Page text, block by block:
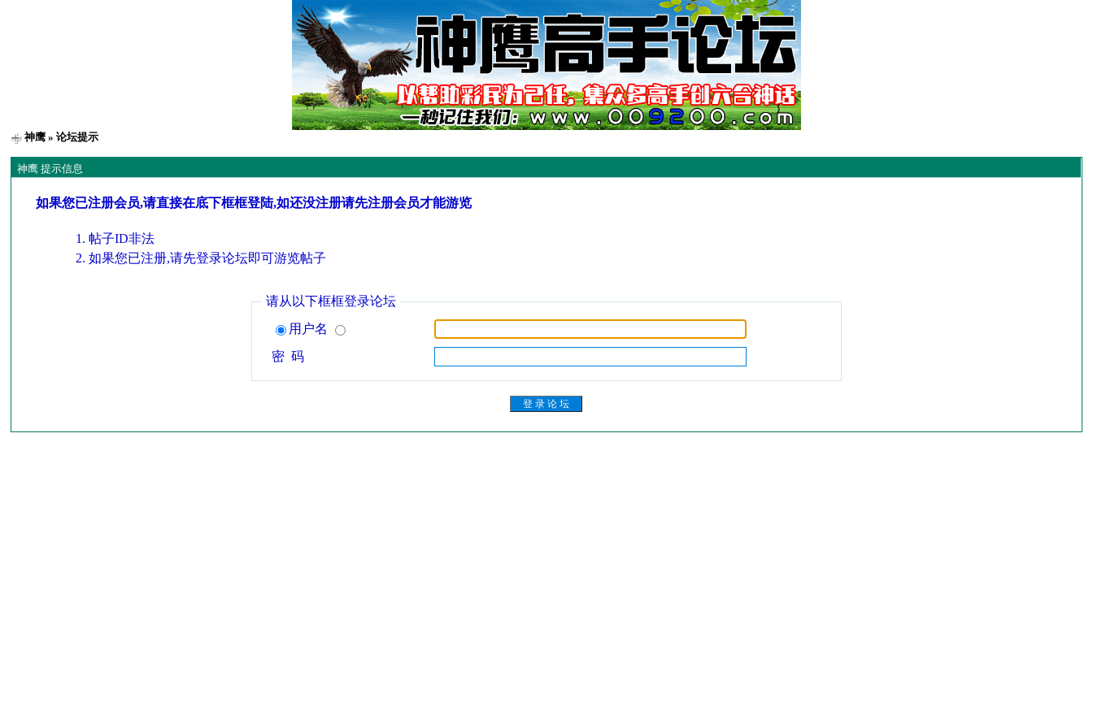
神鹰 » 论坛提示
神鹰 提示信息
如果您已注册会员,请直接在底下框框登陆,如还没注册请先注册会员才能游览
帖子ID非法
如果您已注册,请先登录论坛即可游览帖子
请从以下框框登录论坛
用户名
密 码